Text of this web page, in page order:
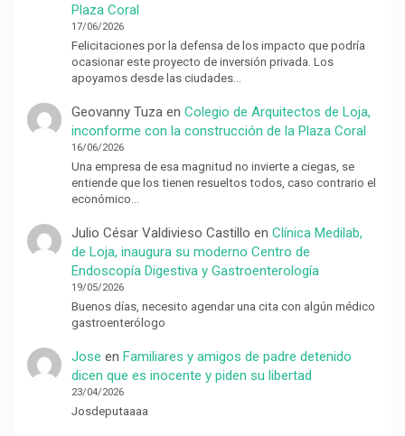
Plaza Coral
17/06/2026
Felicitaciones por la defensa de los impacto que podría
ocasionar este proyecto de inversión privada. Los
apoyamos desde las ciudades…
Geovanny Tuzaen Colegio de Arquitectos de Loja,
inconforme con la construcción de la Plaza Coral
16/06/2026
Una empresa de esa magnitud no invierte a ciegas, se
entiende que los tienen resueltos todos, caso contrario el
económico…
Julio César Valdivieso Castillo en Clínica Medilab,
de Loja, inaugura su moderno Centro de
Endoscopía Digestiva y Gastroenterología
19/05/2026
Buenos días, necesito agendar una cita con algún médico
gastroenterólogo
Jose en Familiares y amigos de padre detenido
dicen que es inocente y piden su libertad
23/04/2026
Josdeputaaaa